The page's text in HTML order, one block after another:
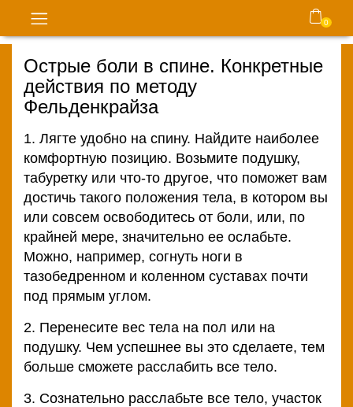
Блог
Главная
психолога
Карта
сайта
Магазин
Контакты
Правила
и
условия
0
Острые боли в спине. Конкретные
действия по методу
Фельденкрайза
1. Лягте удобно на спину. Найдите наиболее
комфортную позицию. Возьмите подушку,
табуретку или что-то другое, что поможет вам
достичь такого положения тела, в котором вы
или совсем освободитесь от боли, или, по
крайней мере, значительно ее ослабьте.
Можно, например, согнуть ноги в
тазобедренном и коленном суставах почти
под прямым углом.
2. Перенесите вес тела на пол или на
подушку. Чем успешнее вы это сделаете, тем
больше сможете расслабить все тело.
3. Сознательно расслабьте все тело, участок